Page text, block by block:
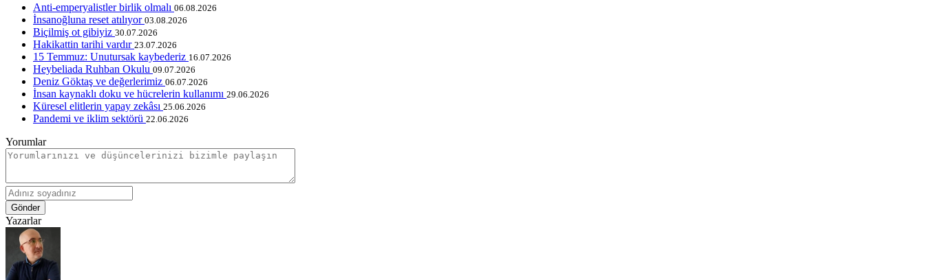
Anti-emperyalistler birlik olmalı 06.08.2026
İnsanoğluna reset atılıyor 03.08.2026
Biçilmiş ot gibiyiz 30.07.2026
Hakikattin tarihi vardır 23.07.2026
15 Temmuz: Unutursak kaybederiz 16.07.2026
Heybeliada Ruhban Okulu 09.07.2026
Deniz Göktaş ve değerlerimiz 06.07.2026
İnsan kaynaklı doku ve hücrelerin kullanımı 29.06.2026
Küresel elitlerin yapay zekâsı 25.06.2026
Pandemi ve iklim sektörü 22.06.2026
Yorumlar
Gönder
Yazarlar